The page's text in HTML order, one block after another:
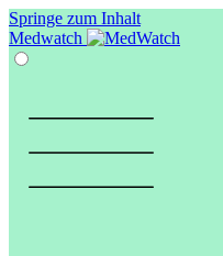
Springe zum Inhalt
Medwatch